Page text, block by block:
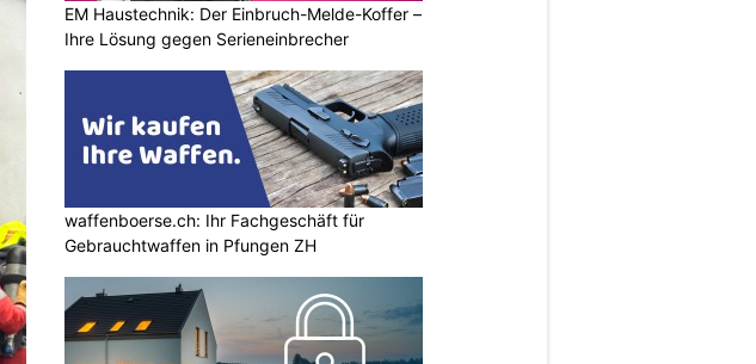
EM Haustechnik: Der Einbruch-Melde-Koffer –
Ihre Lösung gegen Serieneinbrecher
waffenboerse.ch: Ihr Fachgeschäft für
Gebrauchtwaffen in Pfungen ZH